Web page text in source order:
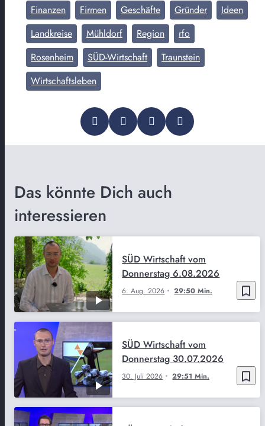
Finanzen
Firmen Geschäfte Gründer
Ideen
Landkreise
Mühldorf Region
rfo
Rosenheim
SÜD-Wirtschaft
Traunstein
Wirtschaftsleben
Das könnte Dich auch
interessieren
bookmark_border
6. Aug. 2026 29:50 Min.
SÜD Wirtschaft vom
Donnerstag 6.08.2026
bookmark_border
30. Juli 2026 29:51 Min.
SÜD Wirtschaft vom
Donnerstag 30.07.2026